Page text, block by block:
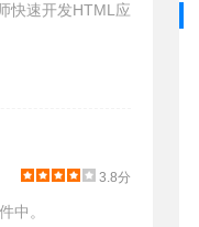
快速开发HTML应
3.8分
中。